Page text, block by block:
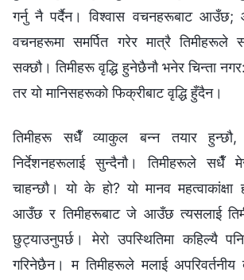
गर्नु नै पर्दैन। विश्‍वास वचनहरूबाट आउँछ;
वचनहरूमा समर्पित गरेर मात्रै तिमीहरूले
सक्छौ। तिमीहरू वृद्धि हुनेछैनौ भनेर चिन्ता
तर यो मानिसहरूको फिक्रीबाट वृद्धि हुँदैन।
तिमीहरू सधैँ व्याकुल बन्‍न तयार हुन्छौ,
निर्देशनहरूलाई सुन्दैनौ। तिमीहरूले सधैँ
चाहन्छौ। यो के हो? यो मानव
आउँछ र तिमीहरूबाट जे आउँछ त्यसलाई
छुट्याउनुपर्छ। मेरो उपस्थितिमा कहिल्यै
गरिनेछैन। म तिमीहरूले मलाई अपरिवर्तनीय